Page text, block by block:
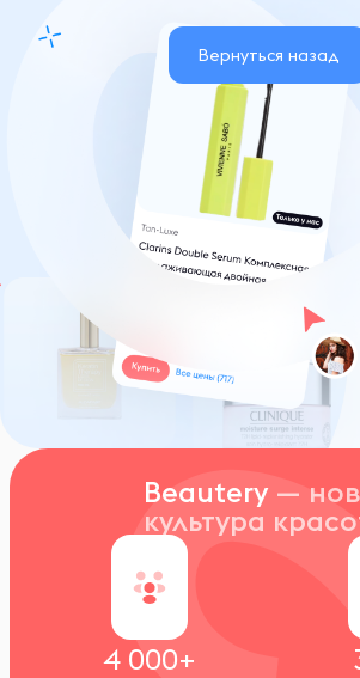
Вернуться назад
Beautery —
культура
4 000+